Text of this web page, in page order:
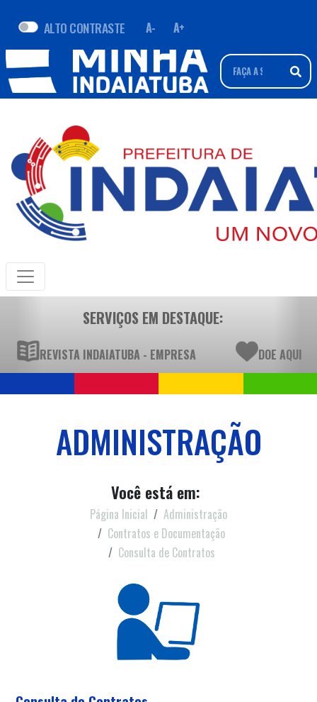
ALTO CONTRASTE A- A+
SERVIÇOS EM DESTAQUE:
REVISTA INDAIATUBA - EMPRESA DOE AQUI
ADMINISTRAÇÃO
Você está em:
Página Inicial
Administração
Contratos e Documentação
Consulta de Contratos